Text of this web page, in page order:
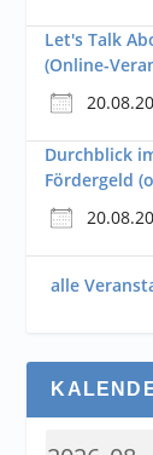
Let's Talk
(Online-
Durchblick
Fördergeld
alle